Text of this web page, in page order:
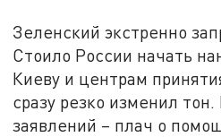
Зеленский экстренно
Стоило России начать
Киеву и центрам
сразу резко изменил
заявлений – плач о